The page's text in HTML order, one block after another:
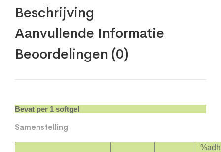
Beschrijving
Aanvullende Informatie
Beoordelingen (0)
Bevat per 1 softgel
Samenstelling
%adh